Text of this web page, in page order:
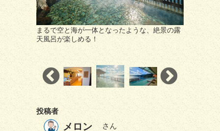
まるで空と海が一体となったような、絶景の露
天風呂が楽しめる！
投稿者
メロン さん